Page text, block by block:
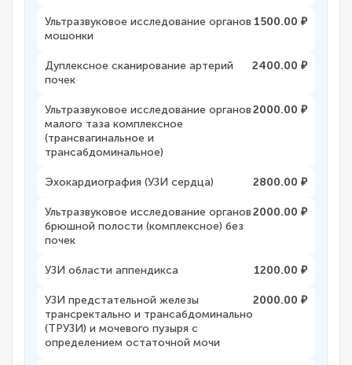
Ультразвуковое исследование органов
мошонки
1500.00 ₽
Дуплексное сканирование артерий
почек
2400.00 ₽
Ультразвуковое исследование органов
малого таза комплексное
(трансвагинальное и
трансабдоминальное)
2000.00 ₽
Эхокардиография (УЗИ сердца) 2800.00 ₽
Ультразвуковое исследование органов
брюшной полости (комплексное) без
почек
2000.00 ₽
УЗИ области аппендикса 1200.00 ₽
УЗИ предстательной железы
трансректально и трансабдоминально
(ТРУЗИ) и мочевого пузыря с
определением остаточной мочи
2000.00 ₽